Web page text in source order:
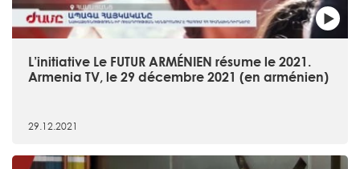
L’initiative Le FUTUR ARMÉNIEN résume le 2021.
Armenia TV, le 29 décembre 2021 (en arménien)
29.12.2021